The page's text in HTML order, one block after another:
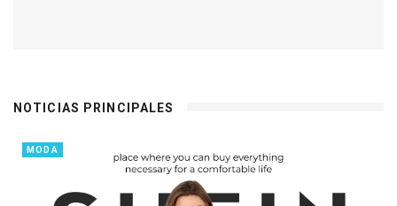
NOTICIAS PRINCIPALES
MODA